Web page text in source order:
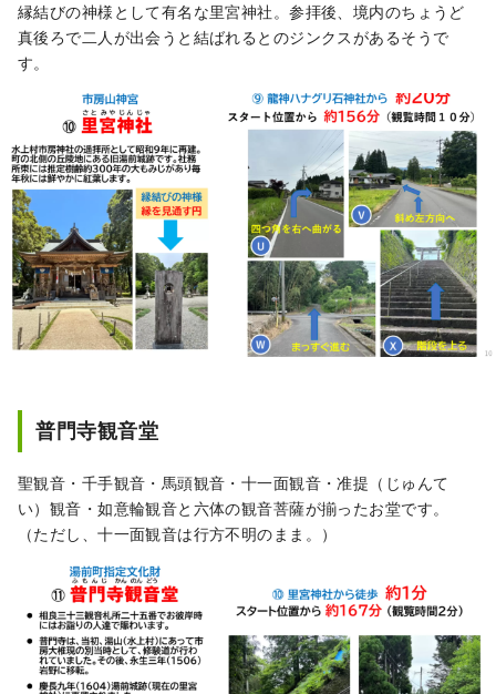
縁結びの神様として有名な里宮神社。参拝後、境内のちょうど
真後ろで二人が出会うと結ばれるとのジンクスがあるそうで
す。
普門寺観音堂
聖観音・千手観音・馬頭観音・十一面観音・准提（じゅんて
い）観音・如意輪観音と六体の観音菩薩が揃ったお堂です。
（ただし、十一面観音は行方不明のまま。）